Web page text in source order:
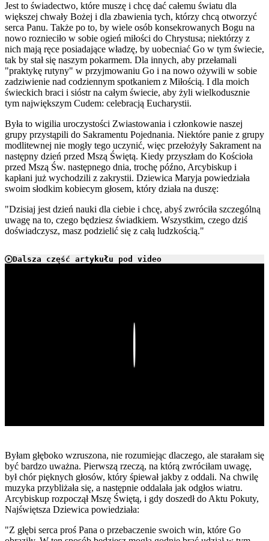
Jest to świadectwo, które muszę i chcę dać całemu światu dla
większej chwały Bożej i dla zbawienia tych, którzy chcą otworzyć
serca Panu. Także po to, by wiele osób konsekrowanych Bogu na
nowo roznieciło w sobie ogień miłości do Chrystusa; niektórzy z
nich mają ręce posiadające władzę, by uobecniać Go w tym świecie,
tak by stał się naszym pokarmem. Dla innych, aby przełamali
"praktykę rutyny" w przyjmowaniu Go i na nowo ożywili w sobie
zadziwienie nad codziennym spotkaniem z Miłością. I dla moich
świeckich braci i sióstr na całym świecie, aby żyli wielkodusznie
tym największym Cudem: celebracją Eucharystii.
Była to wigilia uroczystości Zwiastowania i członkowie naszej
grupy przystąpili do Sakramentu Pojednania. Niektóre panie z grupy
modlitewnej nie mogły tego uczynić, więc przełożyły Sakrament na
następny dzień przed Mszą Świętą. Kiedy przyszłam do Kościoła
przed Mszą Św. następnego dnia, trochę późno, Arcybiskup i
kapłani już wychodzili z zakrystii. Dziewica Maryja powiedziała
swoim słodkim kobiecym głosem, który działa na duszę:
"Dzisiaj jest dzień nauki dla ciebie i chcę, abyś zwróciła szczególną
uwagę na to, czego będziesz świadkiem. Wszystkim, czego dziś
doświadczysz, masz podzielić się z całą ludzkością."
Dalsza część artykułu pod video
Byłam głęboko wzruszona, nie rozumiejąc dlaczego, ale starałam się
być bardzo uważna. Pierwszą rzeczą, na którą zwróciłam uwagę,
był chór pięknych głosów, który śpiewał jakby z oddali. Na chwilę
muzyka przybliżała się, a następnie oddalała jak odgłos wiatru.
Arcybiskup rozpoczął Mszę Świętą, i gdy doszedł do Aktu Pokuty,
Najświętsza Dziewica powiedziała:
"Z głębi serca proś Pana o przebaczenie swoich win, które Go